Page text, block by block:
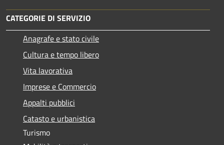
CATEGORIE DI SERVIZIO
Anagrafe e stato civile
Cultura e tempo libero
Vita lavorativa
Imprese e Commercio
Appalti pubblici
Catasto e urbanistica
Turismo